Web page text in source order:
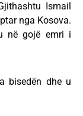
Ismail
nga Kosova.
në gojë emri i
dhe u